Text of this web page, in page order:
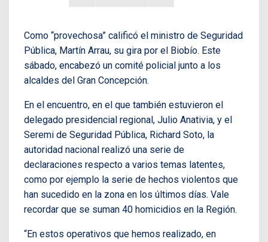
Como “provechosa” calificó el ministro de Seguridad
Pública, Martín Arrau, su gira por el Biobío. Este
sábado, encabezó un comité policial junto a los
alcaldes del Gran Concepción.
En el encuentro, en el que también estuvieron el
delegado presidencial regional, Julio Anativia, y el
Seremi de Seguridad Pública, Richard Soto, la
autoridad nacional realizó una serie de
declaraciones respecto a varios temas latentes,
como por ejemplo la serie de hechos violentos que
han sucedido en la zona en los últimos días. Vale
recordar que se suman 40 homicidios en la Región.
“En estos operativos que hemos realizado, en